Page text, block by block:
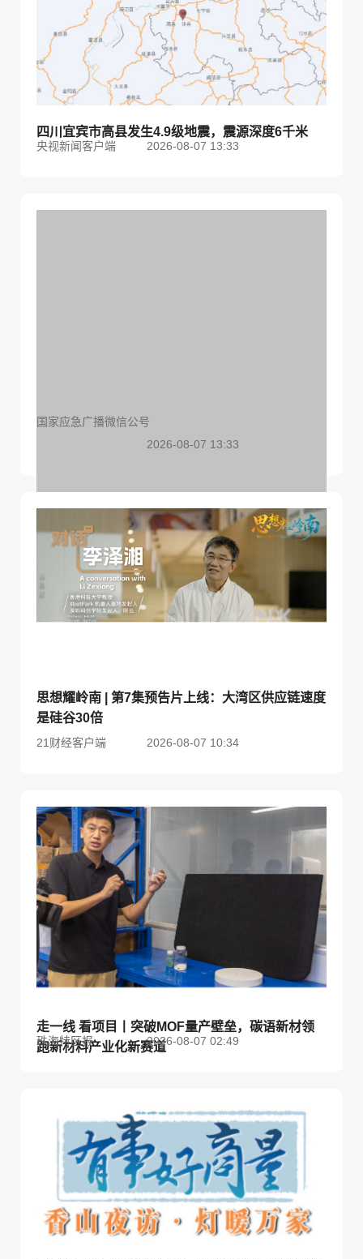
四川宜宾市高县发生4.9级地震，震源深度6千米
央视新闻客户端 2026-08-07 13:33
大热天浑身发冷？中暑的反常信号千万别忽视
国家应急广播微信公号
2026-08-07 13:33
思想耀岭南 | 第7集预告片上线：大湾区供应链速度
是硅谷30倍
21财经客户端 2026-08-07 10:34
走一线 看项目丨突破MOF量产壁垒，碳语新材领
跑新材料产业化新赛道
珠海特区报 2026-08-07 02:49